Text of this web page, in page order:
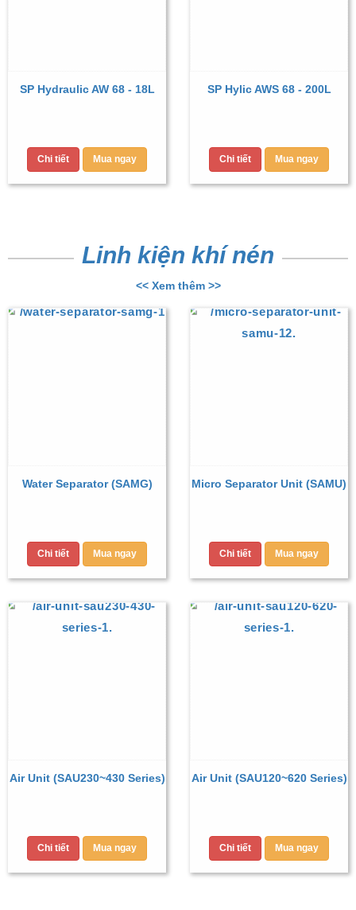
SP Hydraulic AW 68 - 18L
Chi tiết Mua ngay
SP Hylic AWS 68 - 200L
Chi tiết Mua ngay
Linh kiện khí nén
<< Xem thêm >>
Water Separator (SAMG)
Chi tiết Mua ngay
Micro Separator Unit (SAMU)
Chi tiết Mua ngay
Air Unit (SAU230~430 Series)
Chi tiết Mua ngay
Air Unit (SAU120~620 Series)
Chi tiết Mua ngay